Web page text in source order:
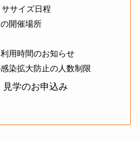
サイズ日程
開催場所
用時間のお知らせ
染拡大防止の人数制限
見学のお申込み